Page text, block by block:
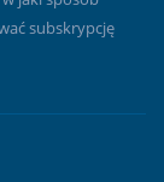
subskrypcję